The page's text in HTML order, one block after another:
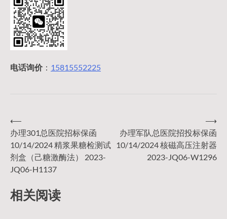
电话询价： 15815552225
文
章
导
⟵
办理301总医院招标保函
10/14/2024 精浆果糖检测试
剂盒（己糖激酶法） 2023-
JQ06-H1137
办理军队总医院招投标保函
10/14/2024 核磁高压注射器
2023-JQ06-W1296
⟶
相关阅读